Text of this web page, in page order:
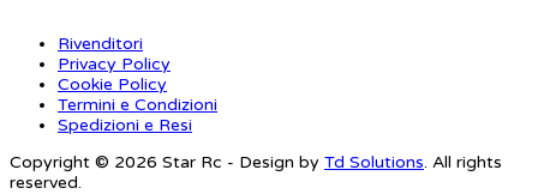
Rivenditori
Privacy Policy
Cookie Policy
Termini e Condizioni
Spedizioni e Resi
Copyright © 2026 Star Rc - Design by Td Solutions. All rights
reserved.